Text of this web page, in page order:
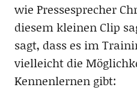
wie Pressesprecher
diesem kleinen Clip
sagt, dass es im
vielleicht die
Kennenlernen gibt: